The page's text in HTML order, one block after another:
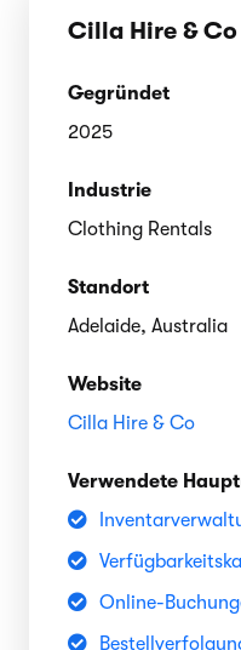
Cilla Hire & Co
Gegründet
2025
Industrie
Clothing Rentals
Standort
Adelaide, Australia
Website
Cilla Hire & Co
Verwendete
Online-